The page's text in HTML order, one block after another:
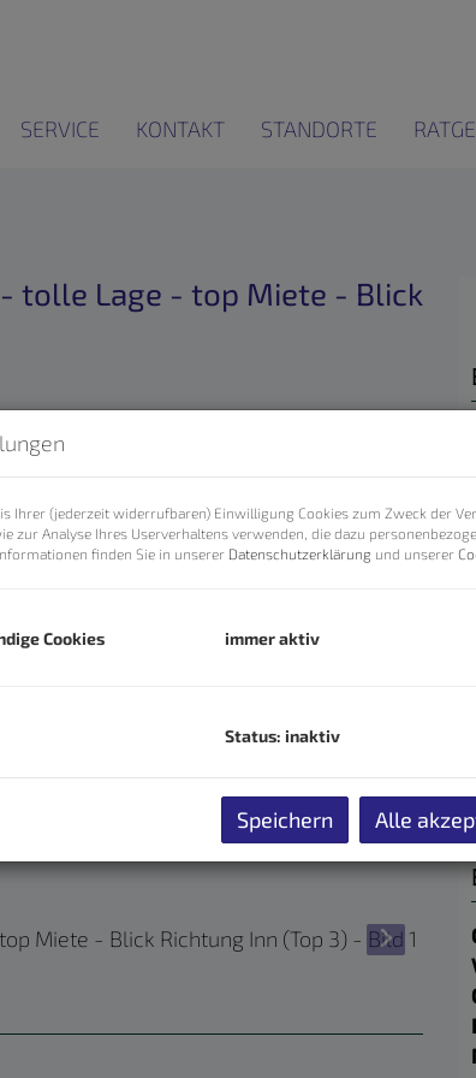
SERVICE KONTAKT STANDORTE
tolle Lage - top Miete - Blick
Ihrer (jederzeit widerrufbaren) Einwilligung Cookies zum Zweck der
zur Analyse Ihres Userverhaltens verwenden, die dazu
finden Sie in unserer Datenschutzerklärung und unserer
Cookies immer aktiv
Status: inaktiv
Speichern Alle